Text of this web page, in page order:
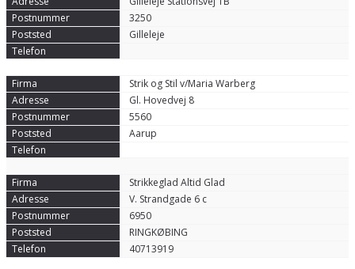
3250
Gilleleje
Strik og Stil v/Maria Warberg
Gl. Hovedvej 8
5560
Aarup
Strikkeglad Altid Glad
V. Strandgade 6 c
6950
RINGKØBING
40713919